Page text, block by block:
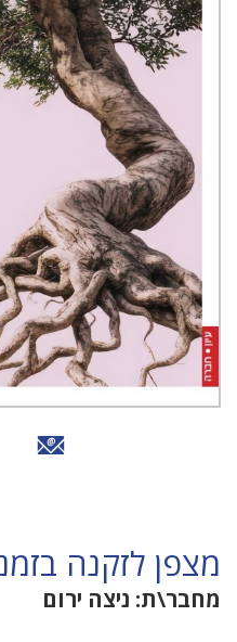
מצפן לזקנה
מחבר\ת: ניצה ירום